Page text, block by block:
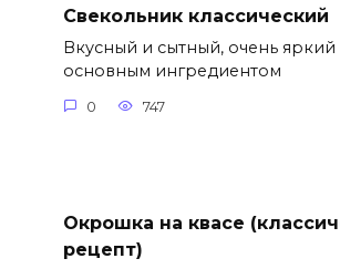
Свекольник классический
Вкусный и сытный, очень яркий
основным ингредиентом
0 747
Окрошка на квасе
рецепт)